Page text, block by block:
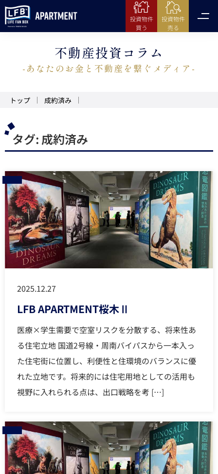
投資物件
買う
投資物件
売る
不動産投資コラム
-あなたのお金と不動産を繋ぐメディア-
トップ 成約済み
タグ: 成約済み
2025.12.27
LFB APARTMENT桜木Ⅱ
医療×学生需要で空室リスクを分散する、将来性あ
る住宅立地 国道2号線・周南バイパスから一本入っ
た住宅街に位置し、利便性と住環境のバランスに優
れた立地です。将来的には住宅用地としての活用も
視野に入れられる点は、出口戦略を考 […]